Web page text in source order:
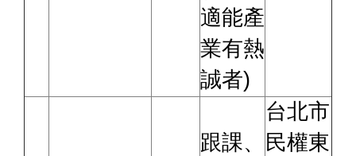
適能產
業有熱
誠者)
跟課、
台北市
民權東